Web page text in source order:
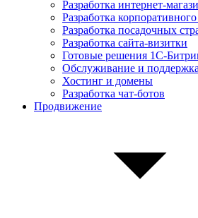
Разработка интернет-
Разработка корпоративного
Разработка посадочных
Разработка сайта-визитки
Готовые решения 1С-
Обслуживание и
Хостинг и домены
Разработка чат-ботов
Продвижение